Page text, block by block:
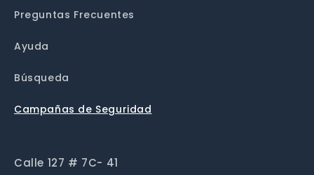
Preguntas Frecuentes
Ayuda
Búsqueda
Campañas de Seguridad
Calle 127 # 7C- 41